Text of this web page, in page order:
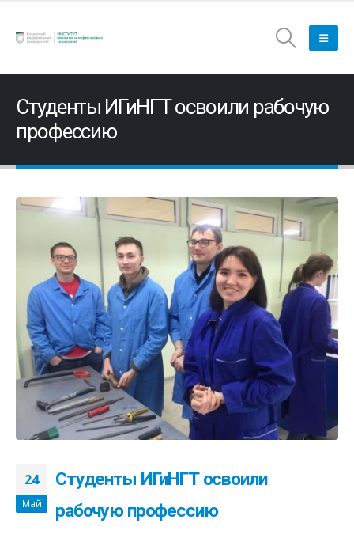
Студенты ИГиНГТ освоили рабочую
профессию
24
Май
Студенты ИГиНГТ освоили
рабочую профессию